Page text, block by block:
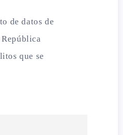
de datos de
que se